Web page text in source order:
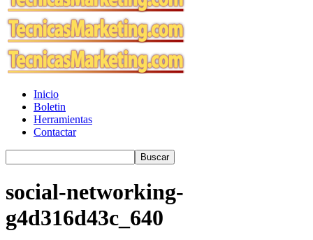
Inicio
Boletin
Herramientas
Contactar
social-networking-
g4d316d43c_640